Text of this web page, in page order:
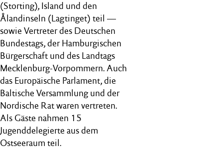
(Storting), Island und den
Ålandinseln (Lagtinget) teil —
sowie Vertreter des Deutschen
Bundestags, der Hamburgischen
Bürgerschaft und des Landtags
Mecklenburg-Vorpommern. Auch
das Europäische Parlament, die
Baltische Versammlung und der
Nordische Rat waren vertreten.
Als Gäste nahmen 15
Jugenddelegierte aus dem
Ostseeraum teil.